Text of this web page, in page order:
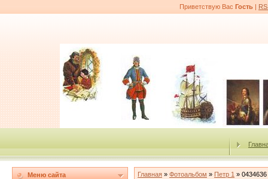
Приветствую Вас Гость |
Меню сайта Главная » Фотоальбом » Петр 1 » 0434636